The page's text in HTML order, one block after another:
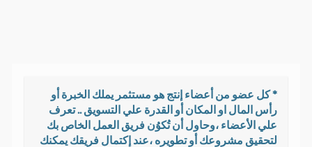
* كل عضو من أعضاء إنتج هو مستثمر يملك الخبرة أو
رأس المال او المكان أو القدرة علي التسويق .. تعرف
علي الأعضاء ،وحاول أن تُكوُن فريق العمل الخاص بك
لتحقيق مشروعك أو تطويره ،عند إكتمال فريقك يمكنك